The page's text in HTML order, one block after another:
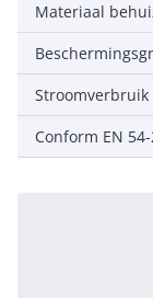
Materiaal
Stroomverbruik
Conform EN